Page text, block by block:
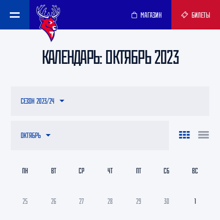
МАГАЗИН БИЛЕТЫ
КАЛЕНДАРЬ: ОКТЯБРЬ 2023
ОКТЯБРЬ
СЕЗОН 2023/24
25 26 27 28 29 30 1
ПН ВТ СР ЧТ ПТ СБ ВС